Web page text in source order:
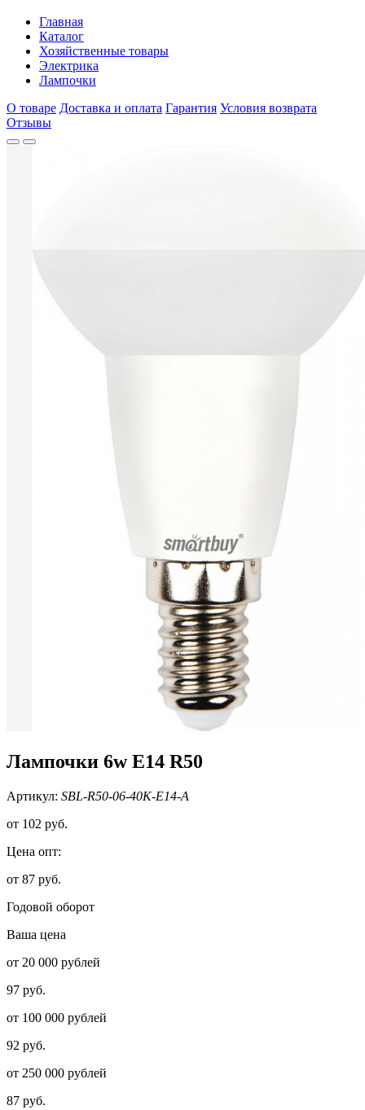
Главная
Каталог
Хозяйственные товары
Электрика
Лампочки
О товаре Доставка и оплата Гарантия Условия возврата
Отзывы
Лампочки 6w E14 R50
Артикул: SBL-R50-06-40K-E14-A
от 102 руб.
Цена опт:
от 87 руб.
Годовой оборот
Ваша цена
от 20 000 рублей
97 руб.
от 100 000 рублей
92 руб.
от 250 000 рублей
87 руб.